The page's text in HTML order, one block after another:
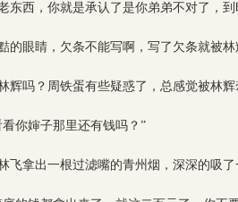
东西，你就是承认了是你弟弟不对了，到
的眼睛，欠条不能写啊，写了欠条就被
辉吗？周铁蛋有些疑惑了，总感觉被林辉
你婶子那里还有钱吗？”
飞拿出一根过滤嘴的青州烟，深深的吸了